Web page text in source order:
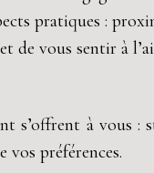
pratiques :
de vous sentir à
s’offrent à vous
vos préférences.